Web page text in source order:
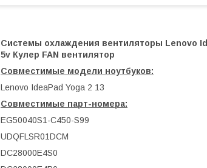
Системы охлаждения вентиляторы Lenovo
5v Кулер FAN вентилятор
Совместимые модели ноутбуков:
Lenovo IdeaPad Yoga 2 13
Совместимые парт-номера:
EG50040S1-C450-S99
UDQFLSR01DCM
DC28000E4S0